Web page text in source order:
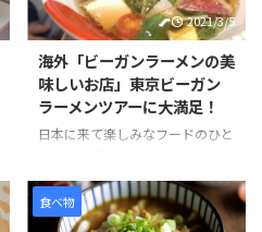
2021/3/5
海外「ビーガンラーメンの美
味しいお店」東京ビーガン
ラーメンツアーに大満足！
日本に来て楽しみなフードのひと
本のラーメンは世界的に人気のあ
る食べ物です。そんな観光客のニ
ーズに応える形で、ビーガンやグ
食べ物